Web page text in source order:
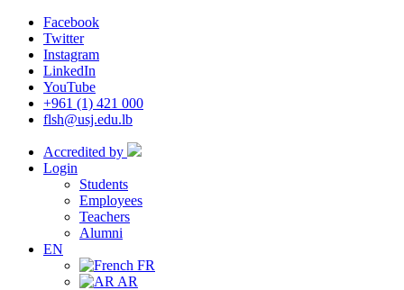
Facebook
Twitter
Instagram
LinkedIn
YouTube
+961 (1) 421 000
flsh@usj.edu.lb
Accredited by
Login
Students
Employees
Teachers
Alumni
EN
FR
AR